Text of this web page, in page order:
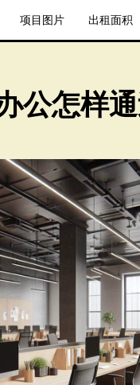
项目图片 出租面积
公怎样